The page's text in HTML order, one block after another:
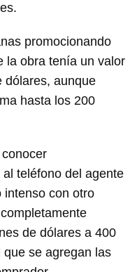
promocionando
la obra tenía un valor
dólares, aunque
hasta los 200
teléfono del agente
intenso con otro
de dólares a 400
se agregan las